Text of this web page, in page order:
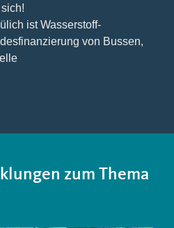
ist Wasserstoff-
von Bussen,
zum Thema